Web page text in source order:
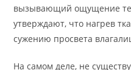
вызывающий ощущение
утверждают, что нагрев
сужению просвета
На самом деле, не